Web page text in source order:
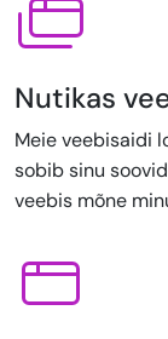
Nutikas
Meie veebisaidi
sobib sinu
veebis mõne